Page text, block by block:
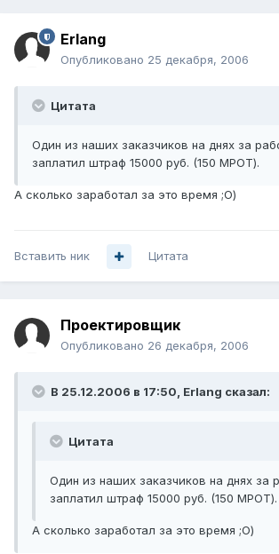
Erlang
Опубликовано 25 декабря, 2006
Цитата
Один из наших заказчиков на днях за
заплатил штраф 15000 руб. (150 МРОТ).
А сколько заработал за это время ;О)
Вставить ник Цитата
Проектировщик
Опубликовано 26 декабря, 2006
В 25.12.2006 в 17:50, Erlang сказал:
Цитата
Один из наших заказчиков на днях за
заплатил штраф 15000 руб. (150 МРОТ).
А сколько заработал за это время ;О)